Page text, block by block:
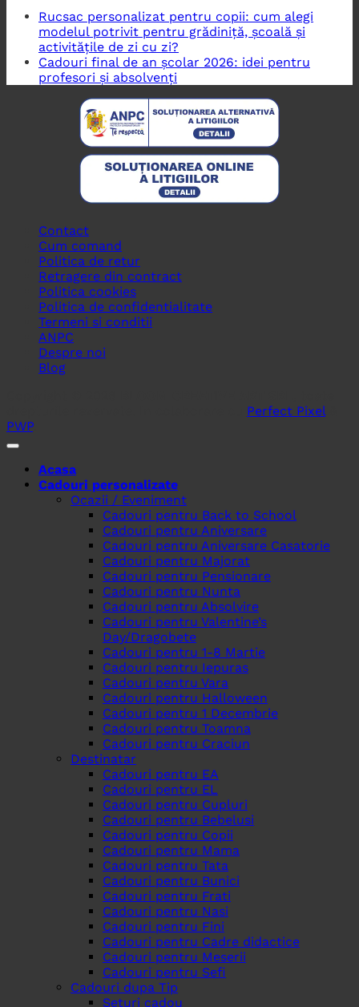
Rucsac personalizat pentru copii: cum alegi
modelul potrivit pentru grădiniță, școală și
activitățile de zi cu zi?
Cadouri final de an școlar 2026: idei pentru
profesori și absolvenți
Contact
Cum comand
Politica de retur
Retragere din contract
Politica cookies
Politica de confidentialitate
Termeni si conditii
ANPC
Despre noi
Blog
Perfect Pixel&
PWP.
Acasa
Cadouri personalizate
Ocazii / Eveniment
Cadouri pentru Back to School
Cadouri pentru Aniversare
Cadouri pentru Aniversare Casatorie
Cadouri pentru Majorat
Cadouri pentru Pensionare
Cadouri pentru Nunta
Cadouri pentru Absolvire
Cadouri pentru Valentine’s
Day/Dragobete
Cadouri pentru 1-8 Martie
Cadouri pentru Iepuras
Cadouri pentru Vara
Cadouri pentru Halloween
Cadouri pentru 1 Decembrie
Cadouri pentru Toamna
Cadouri pentru Craciun
Destinatar
Cadouri pentru EA
Cadouri pentru EL
Cadouri pentru Cupluri
Cadouri pentru Bebelusi
Cadouri pentru Copii
Cadouri pentru Mama
Cadouri pentru Tata
Cadouri pentru Bunici
Cadouri pentru Frati
Cadouri pentru Nasi
Cadouri pentru Fini
Cadouri pentru Cadre didactice
Cadouri pentru Meserii
Cadouri pentru Sefi
Cadouri dupa Tip
Seturi cadou